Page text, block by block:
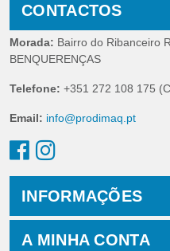
CONTACTOS
Morada: Bairro do Ribanceiro
BENQUERENÇAS
Telefone: +351 272 108 175
Email: info@prodimaq.pt
INFORMAÇÕES
A MINHA CONTA